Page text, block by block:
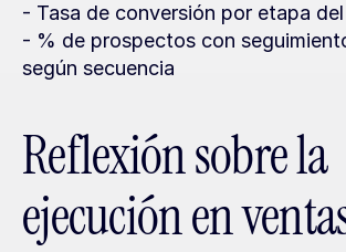
- Tasa de conversión por etapa
- % de prospectos con
según secuencia
Reflexión sobre la
ejecución en